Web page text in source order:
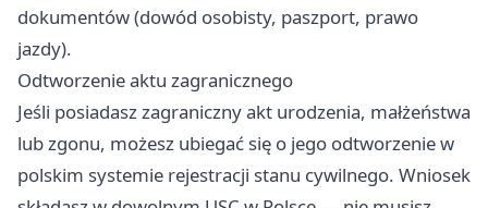
dokumentów (dowód osobisty, paszport, prawo
jazdy).
Odtworzenie aktu zagranicznego
Jeśli posiadasz zagraniczny akt urodzenia, małżeństwa
lub zgonu, możesz ubiegać się o jego odtworzenie w
polskim systemie rejestracji stanu cywilnego. Wniosek